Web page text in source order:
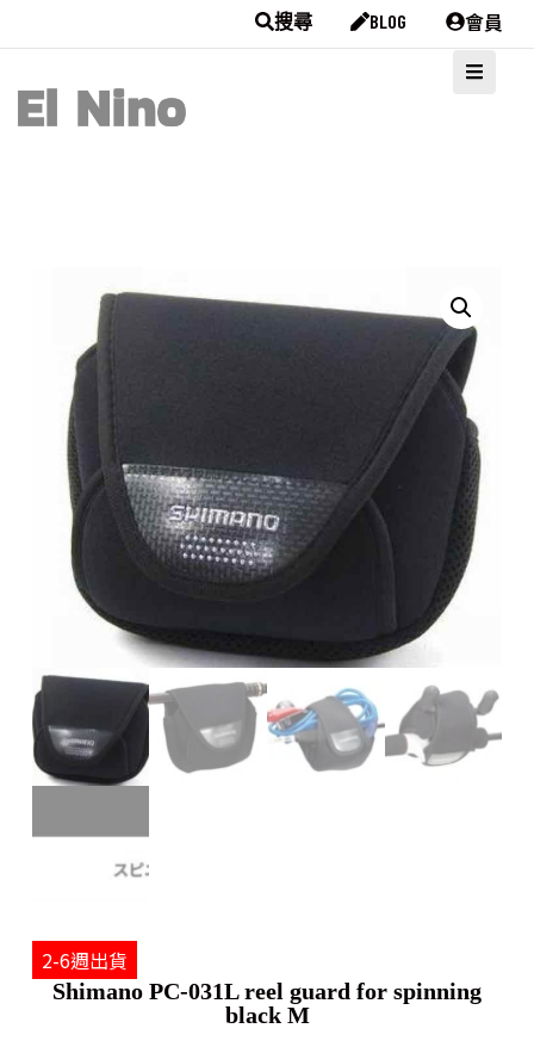
搜尋 BLOG 會員
2-6週出貨
Shimano PC-031L reel guard for spinning
black M